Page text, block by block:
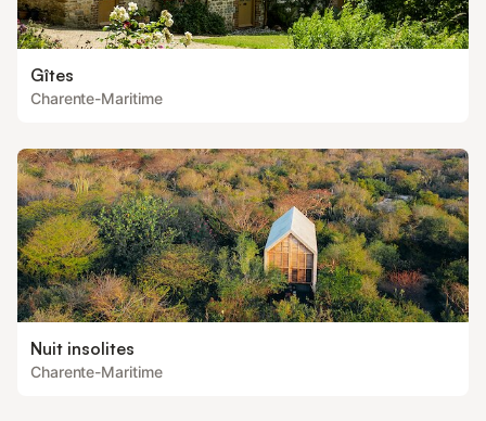
Gîtes
Charente-Maritime
Nuit insolites
Charente-Maritime